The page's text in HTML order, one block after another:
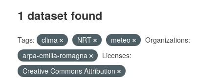
1 dataset found
Tags: clima NRT meteo
Organizations:
arpa-emilia-romagna
Licenses:
Creative Commons Attribution